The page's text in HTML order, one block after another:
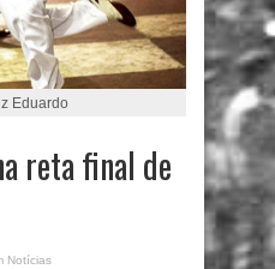
Eduardo
reta final de
Notícias